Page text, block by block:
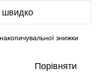
швидко
знижки
Порівняти